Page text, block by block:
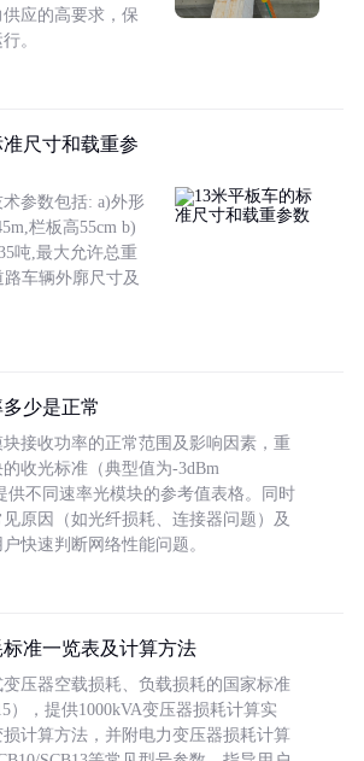
应的高要求，保
。
尺寸和载重参
参数包括: a)外形
栏板高55cm b)
吨,最大允许总重
车辆外廓尺寸及
少是正常
接收功率的正常范围及影响因素，重
收光标准（典型值为-3dBm
供不同速率光模块的参考值表格。同时
原因（如光纤损耗、连接器问题）及
快速判断网络性能问题。
准一览表及计算方法
压器空载损耗、负载损耗的国家标准
），提供1000kVA变压器损耗计算实
计算方法，并附电力变压器损耗计算